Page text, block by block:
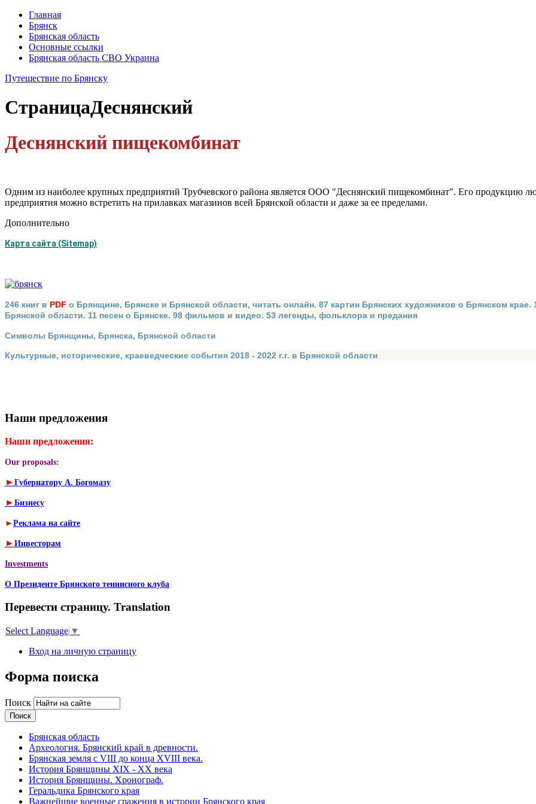
Главная
Брянск
Брянская область
Основные ссылки
Брянская область СВО Украина
Путешествие по Брянску
СтраницаДеснянский
Деснянский пищекомбинат
Одним из наиболее крупных предприятий Трубчевского района является ООО "Деснянский пищекомбинат". Его продукцию
предприятия можно встретить на прилавках магазинов всей Брянской области и даже за ее пределами.
Дополнительно
Карта сайта (Sitemap)
246 книг в PDF о Брянщине, Брянске и Брянской области, читать онлайн. 87 картин Брянских художников о Брянском
Брянской области. 11 песен о Брянске. 98 фильмов и видео. 53 легенды, фольклора и предания
Символы Брянщины, Брянска, Брянской области
Культурные, исторические, краеведческие события 2018 - 2022 г.г. в Брянской области
Наши предложения
Наши предложения:
Our proposals:
► Губернатору А. Богомазу
► Бизнесу
► Реклама на сайте
► Инвесторам
Investments
О Президенте Брянского теннисного клуба
Перевести страницу. Translation
Select Language ▼
Вход на личную страницу
Форма поиска
Поиск
Брянская область
Археология. Брянский край в древности.
Брянская земля с VIII до конца XVIII века.
История Брянщины XIX - XX века
История Брянщины. Хронограф.
Геральдика Брянского края
Важнейшие военные сражения в истории Брянского края